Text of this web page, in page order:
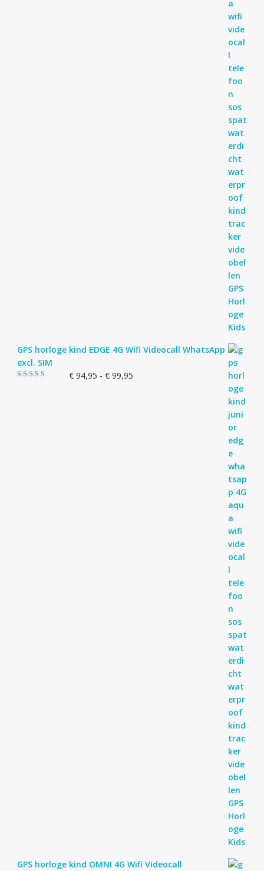
GPS horloge kind EDGE 4G Wifi Videocall WhatsApp
excl. SIM
€94,95 - €99,95Prijsklasse:
GPS horloge kind OMNI 4G Wifi Videocall